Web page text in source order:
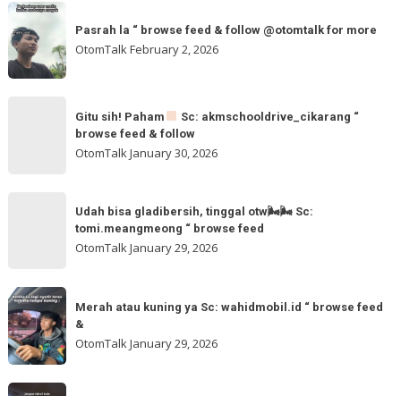
Pasrah
la
browse
@otomtalk
Pasrah la “ browse feed & follow @otomtalk for more
OtomTalkFebruary 2, 2026
akmschooldrive_cikarang
&
follow
Gitu sih! Paham
Sc: akmschooldrive_cikarang “
browse feed & follow
OtomTalkJanuary 30, 2026
gladibersih,
otw
🌬
🌬
Sc:
Udah bisa gladibersih, tinggal otw🌬🌬 Sc:
tomi.meangmeong “ browse feed
OtomTalkJanuary 29, 2026
Merah
atau
kuning
ya
Sc:
Merah atau kuning ya Sc: wahidmobil.id “ browse feed
&
OtomTalk January 29, 2026